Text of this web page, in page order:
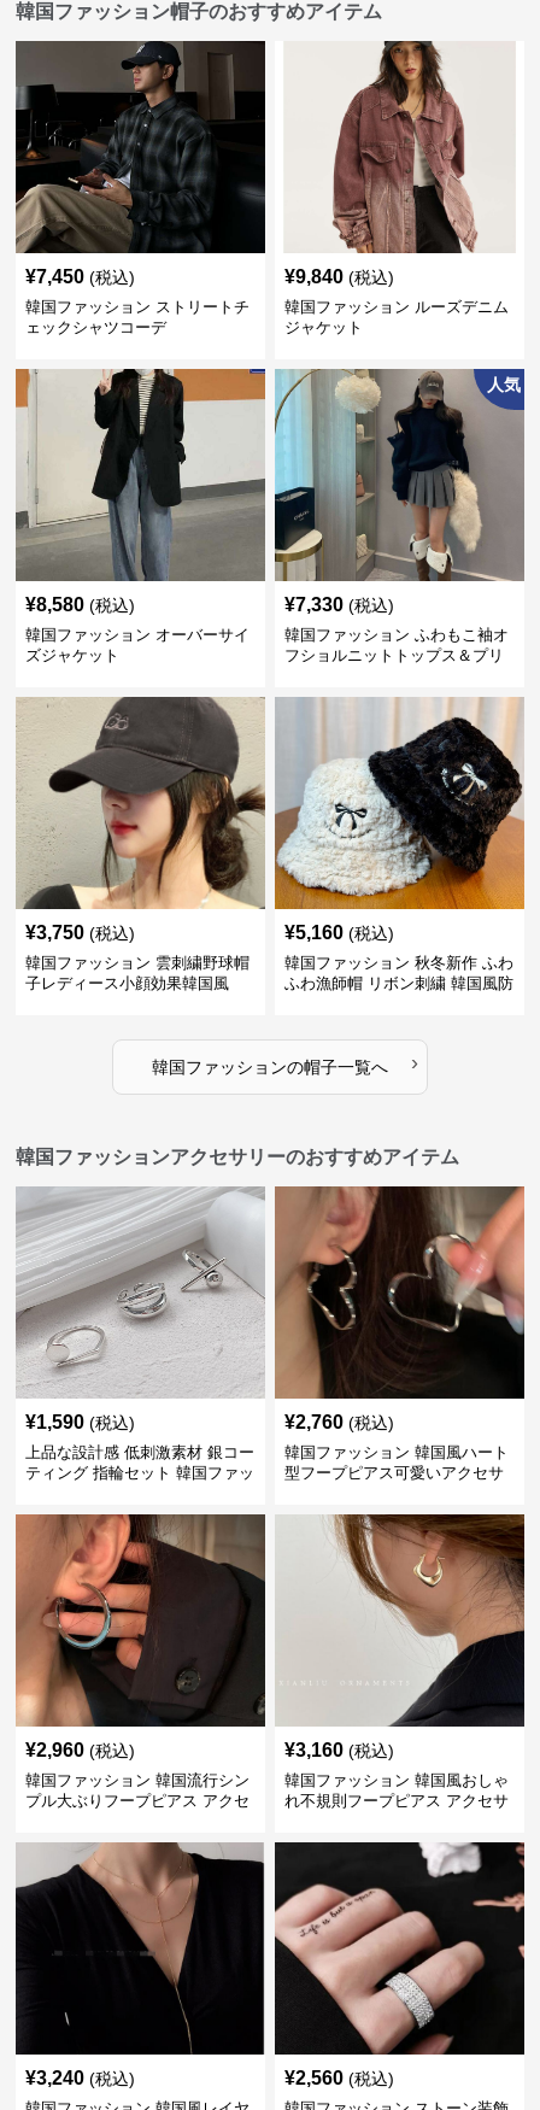
韓国ファッション帽子のおすすめアイテム
¥7,450 (税込)
韓国ファッション ストリートチ
ェックシャツコーデ
¥9,840 (税込)
韓国ファッション ルーズデニム
ジャケット
¥8,580 (税込)
韓国ファッション オーバーサイ
ズジャケット
人気
¥7,330 (税込)
韓国ファッション ふわもこ袖オ
フショルニットトップス＆プリ
¥3,750 (税込)
韓国ファッション 雲刺繍野球帽
子レディース小顔効果韓国風
¥5,160 (税込)
韓国ファッション 秋冬新作 ふわ
ふわ漁師帽 リボン刺繍 韓国風防
韓国ファッションの帽子一覧へ ›
韓国ファッションアクセサリーのおすすめアイテム
¥1,590 (税込)
上品な設計感 低刺激素材 銀コー
ティング 指輪セット 韓国ファッ
¥2,760 (税込)
韓国ファッション 韓国風ハート
型フープピアス可愛いアクセサ
¥2,960 (税込)
韓国ファッション 韓国流行シン
プル大ぶりフープピアス アクセ
¥3,160 (税込)
韓国ファッション 韓国風おしゃ
れ不規則フープピアス アクセサ
¥3,240 (税込) ¥2,560 (税込)